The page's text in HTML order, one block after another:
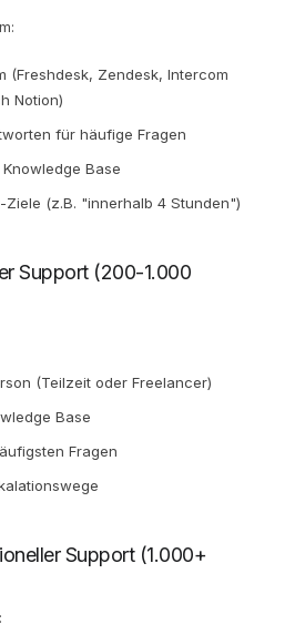
(Freshdesk, Zendesk, Intercom
Notion)
für häufige Fragen
Base
(z.B. "innerhalb 4 Stunden")
Support (200-1.000
(Teilzeit oder Freelancer)
Base
Fragen
Support (1.000+